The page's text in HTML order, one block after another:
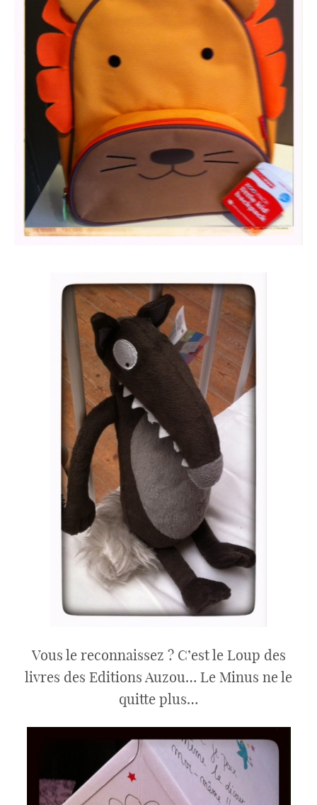
Vous le reconnaissez ? C’est le Loup des
livres des Editions Auzou… Le Minus ne le
quitte plus…